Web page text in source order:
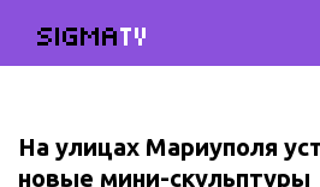
SIGMATV
На улицах Мариуполя
новые мини-скульптуры